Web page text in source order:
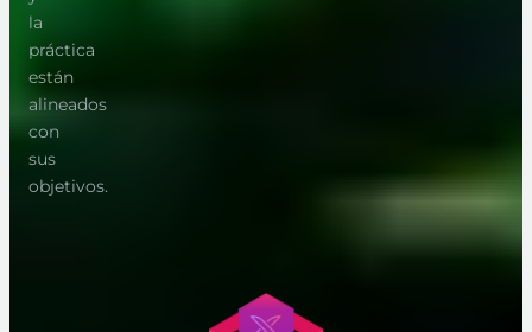
la
práctica
están
alineados
con
sus
objetivos.